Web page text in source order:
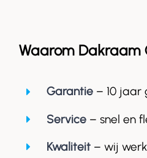
Waarom Dakraam
Garantie– 10 jaar
Service – snel en
Kwaliteit– wij